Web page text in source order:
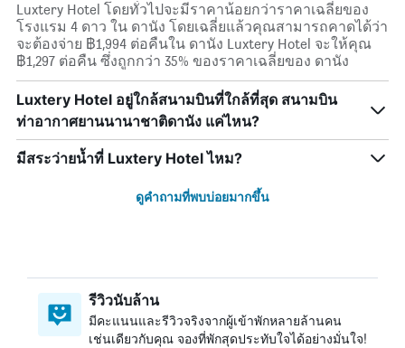
Luxtery Hotel โดยทั่วไปจะมีราคาน้อยกว่าราคาเฉลี่ยของ
โรงแรม 4 ดาว ใน ดานัง โดยเฉลี่ยแล้วคุณสามารถคาดได้ว่า
จะต้องจ่าย ฿1,994 ต่อคืนใน ดานัง Luxtery Hotel จะให้คุณ
฿1,297 ต่อคืน ซึ่งถูกกว่า 35% ของราคาเฉลี่ยของ ดานัง
Luxtery Hotel อยู่ใกล้สนามบินที่ใกล้ที่สุด สนามบิน
ท่าอากาศยานนานาชาติดานัง แค่ไหน?
มีสระว่ายน้ำที่ Luxtery Hotel ไหม?
ดูคำถามที่พบบ่อยมากขึ้น
รีวิวนับล้าน
มีคะแนนและรีวิวจริงจากผู้เข้าพักหลายล้านคน
เช่นเดียวกับคุณ จองที่พักสุดประทับใจได้อย่างมั่นใจ!